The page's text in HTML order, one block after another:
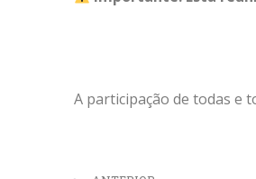
A participação de todas e